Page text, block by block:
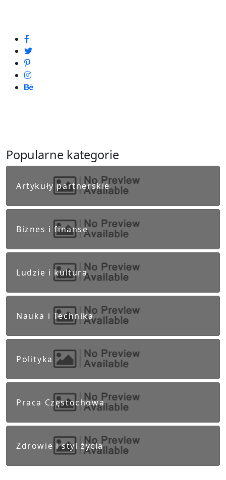
Popularne kategorie
Artykuły partnerskie
Biznes i finanse
Ludzie i kultura
Nauka i Technika
Polityka
Praca Częstochowa
Zdrowie i styl życia